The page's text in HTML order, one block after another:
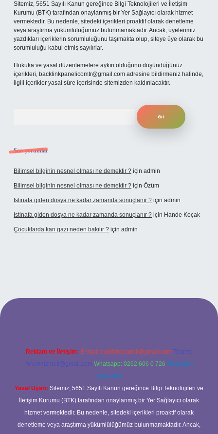
Sitemiz, 5651 Sayılı Kanun gereğince Bilgi Teknolojileri ve İletişim
Kurumu (BTK) tarafından onaylanmış bir Yer Sağlayıcı olarak hizmet
vermektedir. Bu nedenle, sitedeki içerikleri proaktif olarak denetleme
veya araştırma yükümlülüğümüz bulunmamaktadır. Ancak, üyelerimiz
yazdıkları içeriklerin sorumluluğunu taşımakta olup, siteye üye olarak bu
sorumluluğu kabul etmiş sayılırlar.
Hukuka ve yasal düzenlemelere aykırı olduğunu düşündüğünüz
içerikleri, backlinkpanelicomtr@gmail.com adresine bildirmeniz halinde,
ilgili içerikler yasal süre içerisinde sitemizden kaldırılacaktır.
Son yorumlar
Bilimsel bilginin nesnel olması ne demektir ? için admin
Bilimsel bilginin nesnel olması ne demektir ? için Özüm
Istinafa giden dosya ne kadar zamanda sonuçlanır ? için admin
Istinafa giden dosya ne kadar zamanda sonuçlanır ? için Hande Koçak
Çocuklarda kan gazı neden bakılır ? için admin
https://www.tulipbet.online/
Reklam ve İletişim: E-mail: backlinkpaneli@gmail.com Teams:
forumhizmeti@gmail.com Whatsapp: 0262 606 0 726 Telegram:
@karabul
Yasal Uyarı: Sitemiz, 5651 Sayılı Kanun gereğince Bilgi Teknolojileri ve
İletişim Kurumu (BTK) tarafından onaylanmış bir Yer Sağlayıcı olarak
hizmet vermektedir. Bu nedenle, sitedeki içerikleri proaktif olarak
denetleme veya araştırma yükümlülüğümüz bulunmamaktadır. Ancak,